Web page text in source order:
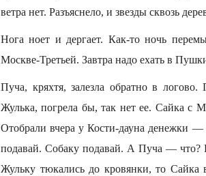
ветра нет. Разъяснело, и звезды сквозь
Нога ноет и дергает. Как-то ночь
Москве-Третьей. Завтра надо ехать в
Пуча, кряхтя, залезла обратно в
Жулька, погрела бы, так нет ее. Сайка с
Отобрали вчера у Кости-дауна денежки
подавай. Собаку подавай. А Пуча — что?
Жульку тюкались до кровянки, то